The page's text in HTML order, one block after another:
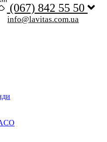
(067) 842 55 50
info@lavitas.com.ua